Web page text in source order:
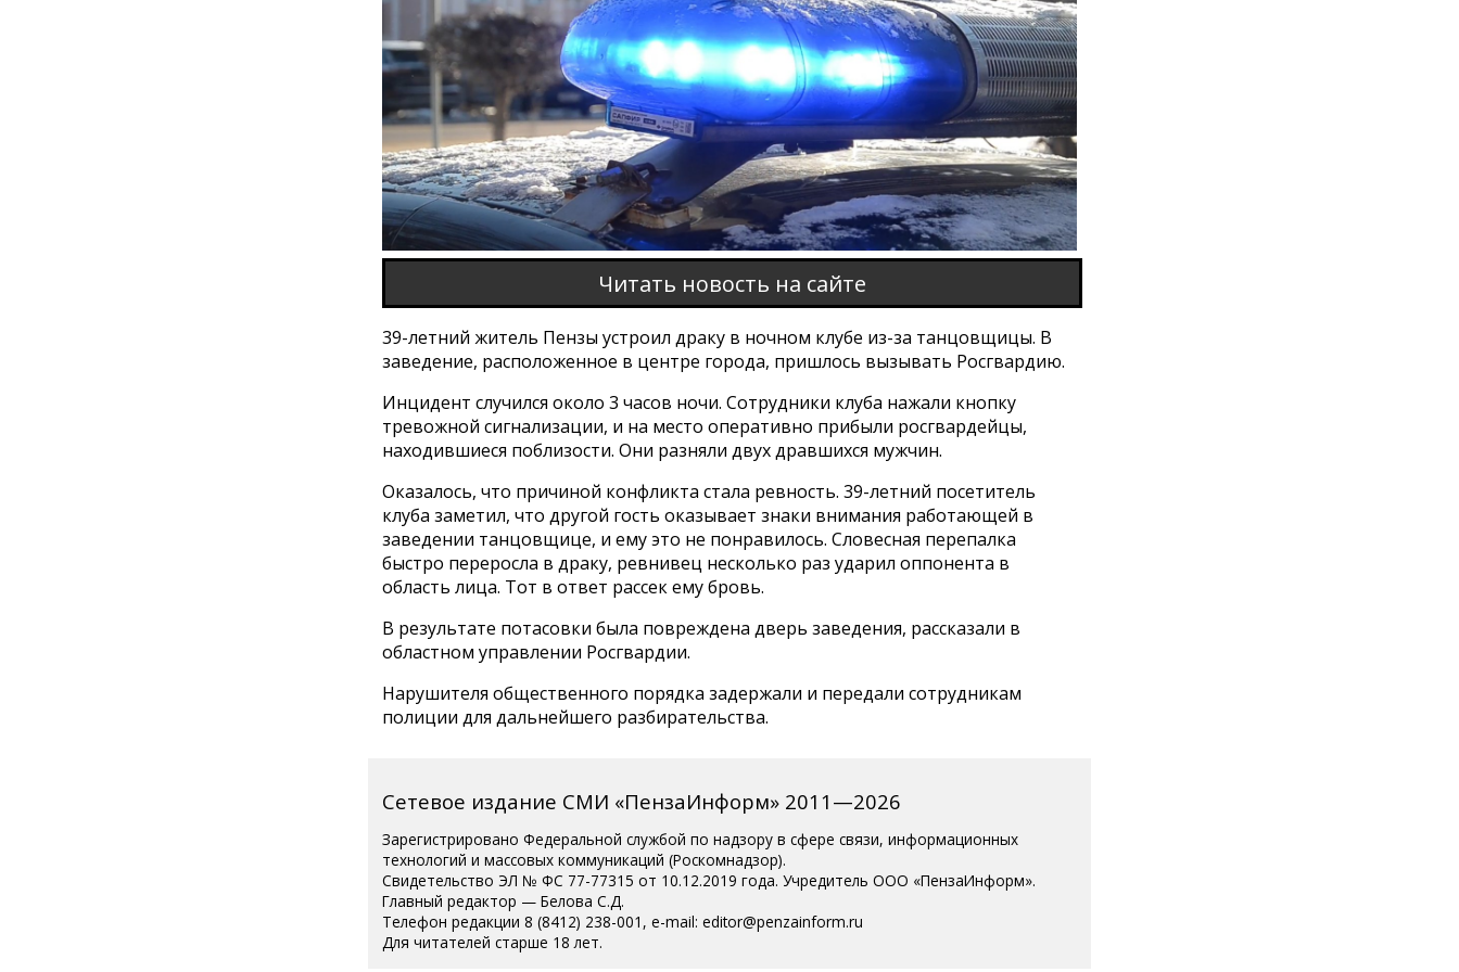
Читать новость на сайте
39-летний житель Пензы устроил драку в ночном клубе из-за танцовщицы. В
заведение, расположенное в центре города, пришлось вызывать Росгвардию.
Инцидент случился около 3 часов ночи. Сотрудники клуба нажали кнопку
тревожной сигнализации, и на место оперативно прибыли росгвардейцы,
находившиеся поблизости. Они разняли двух дравшихся мужчин.
Оказалось, что причиной конфликта стала ревность. 39-летний посетитель
клуба заметил, что другой гость оказывает знаки внимания работающей в
заведении танцовщице, и ему это не понравилось. Словесная перепалка
быстро переросла в драку, ревнивец несколько раз ударил оппонента в
область лица. Тот в ответ рассек ему бровь.
В результате потасовки была повреждена дверь заведения, рассказали в
областном управлении Росгвардии.
Нарушителя общественного порядка задержали и передали сотрудникам
полиции для дальнейшего разбирательства.
Сетевое издание СМИ «ПензаИнформ» 2011—2026
Зарегистрировано Федеральной службой по надзору в сфере связи, информационных
технологий и массовых коммуникаций (Роскомнадзор).
Свидетельство ЭЛ № ФС 77-77315 от 10.12.2019 года. Учредитель ООО «ПензаИнформ».
Главный редактор — Белова С.Д.
Телефон редакции 8 (8412) 238-001, e-mail: editor@penzainform.ru
Для читателей старше 18 лет.